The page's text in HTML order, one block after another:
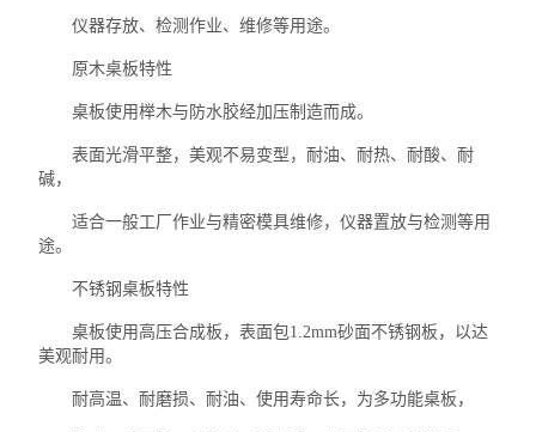
日本川崎CEDAR
劳保化工
瑞士VETUS
德国cab
日本HIOS
仪器存放、检测作业、维修等用途。
原木桌板特性
桌板使用榉木与防水胶经加压制造而成。
表面光滑平整，美观不易变型，耐油、耐热、耐酸、耐
碱，
适合一般工厂作业与精密模具维修，仪器置放与检测等用
途。
不锈钢桌板特性
桌板使用高压合成板，表面包1.2mm砂面不锈钢板，以达
美观耐用。
耐高温、耐磨损、耐油、使用寿命长，为多功能桌板，